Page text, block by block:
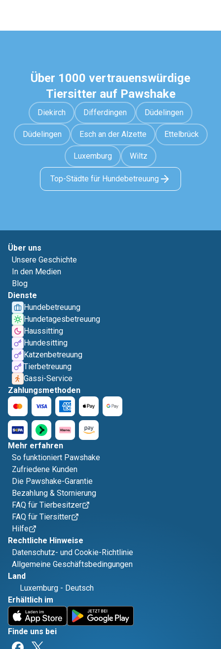
Über 1000 vertrauenswürdige
Tiersitter auf Pawshake
Diekirch Differdingen Düdelingen
Düdelingen Esch an der Alzette Ettelbrück
Luxemburg Wiltz
Top-Städte für Hundebetreuung
Über uns
Unsere Geschichte
In den Medien
Blog
Dienste
Hundebetreuung
Hundetagesbetreuung
Haussitting
Hundesitting
Katzenbetreuung
Tierbetreuung
Gassi-Service
Zahlungsmethoden
Mehr erfahren
So funktioniert Pawshake
Zufriedene Kunden
Die Pawshake-Garantie
Bezahlung & Stornierung
FAQ für Tierbesitzer
FAQ für Tiersitter
Hilfe
Rechtliche Hinweise
Datenschutz- und Cookie-Richtlinie
Allgemeine Geschäftsbedingungen
Land
Luxemburg - Deutsch
Erhältlich im
Finde uns bei